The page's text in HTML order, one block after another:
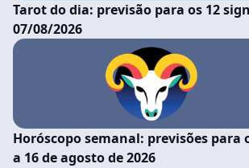
Tarot do dia: previsão para os 12
07/08/2026
Horóscopo semanal: previsões para
a 16 de agosto de 2026